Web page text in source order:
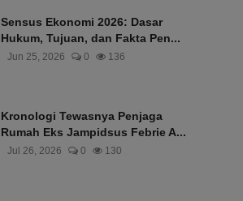
Sensus Ekonomi 2026: Dasar
Hukum, Tujuan, dan Fakta Pen...
Jun 25, 2026 0 136
Kronologi Tewasnya Penjaga
Rumah Eks Jampidsus Febrie A...
Jul 26, 2026 0 130